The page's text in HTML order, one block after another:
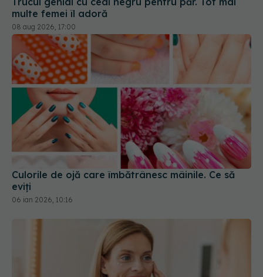
multe femei îl adoră
08 aug 2026, 17:00
Culorile de ojă care îmbătrânesc mâinile. Ce să
eviți
06 ian 2026, 10:16